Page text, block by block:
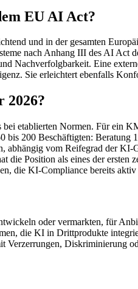
EU AI Act?
und in der gesamten
nach Anhang III des AI Act
Nachverfolgbarkeit. Eine
Sie erleichtert ebenfalls
2026?
etablierten Normen. Für
200 Beschäftigten:
abhängig vom Reifegrad der
Position als eines der
die KI-Compliance bereits
oder vermarkten, für
die KI in Drittprodukte
Verzerrungen, Diskriminierung